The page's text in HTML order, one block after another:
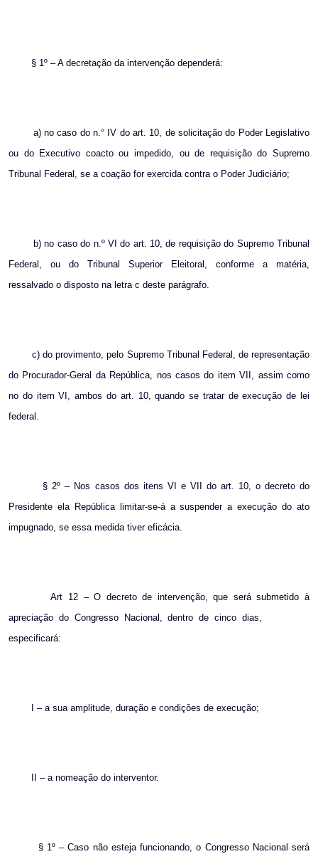
§ 1º – A decretação da intervenção dependerá:
a) no caso do n.° IV do art. 10, de solicitação do Poder Legislativo
ou do Executivo coacto ou impedido, ou de requisição do Supremo
Tribunal Federal, se a coação for exercida contra o Poder Judiciário;
b) no caso do n.º VI do art. 10, de requisição do Supremo Tribunal
Federal, ou do Tribunal Superior Eleitoral, conforme a matéria,
ressalvado o disposto na letra c deste parágrafo.
c) do provimento, pelo Supremo Tribunal Federal, de representação
do Procurador-Geral da República, nos casos do item VII, assim como
no do item VI, ambos do art. 10, quando se tratar de execução de lei
federal.
§ 2º – Nos casos dos itens VI e VII do art. 10, o decreto do
Presidente ela República limitar-se-á a suspender a execução do ato
impugnado, se essa medida tiver eficácia.
Art 12 – O decreto de intervenção, que será submetido à
apreciação do Congresso Nacional, dentro de cinco dias,
especificará:
I – a sua amplitude, duração e condições de execução;
II – a nomeação do interventor.
§ 1º – Caso não esteja funcionando, o Congresso Nacional será